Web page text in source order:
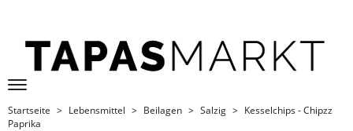
Startseite Lebensmittel Beilagen Salzig
Kesselchips - Chipzz
Paprika